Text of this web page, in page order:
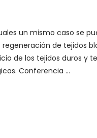
un mismo caso se
de tejidos
de los tejidos duros y
Conferencia